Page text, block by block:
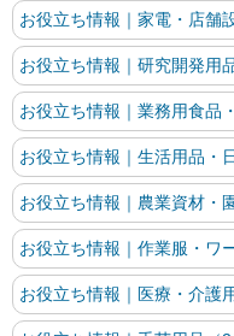
お役立ち情報｜家電・店舗
お役立ち情報｜研究開発用
お役立ち情報｜業務用食品
お役立ち情報｜生活用品・
お役立ち情報｜農業資材・
お役立ち情報｜作業服・ワ
お役立ち情報｜医療・介護